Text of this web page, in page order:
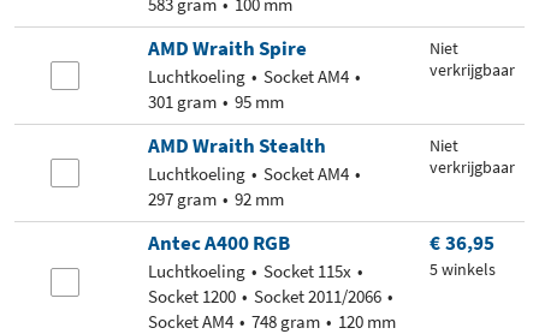
AMD Wraith Spire
Luchtkoeling
Socket AM4
301 gram
95 mm
Niet
verkrijgbaar
AMD Wraith Stealth
Luchtkoeling
Socket AM4
297 gram
92 mm
Niet
verkrijgbaar
Antec A400 RGB
Luchtkoeling
Socket 115x
Socket 1200
Socket 2011/2066
Socket AM4
748 gram 120 mm
€ 36,95
5 winkels